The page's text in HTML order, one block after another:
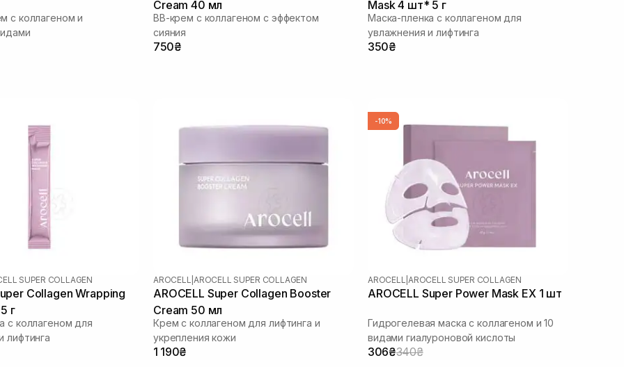
с коллагеном и
Cream 40 мл
ВВ-крем с коллагеном с эффектом
сияния
750₴
Mask 4 шт* 5 г
Маска-пленка с коллагеном для
увлажнения и лифтинга
350₴
SUPER COLLAGEN
Collagen Wrapping
г
с коллагеном для
лифтинга
AROCELL AROCELL SUPER COLLAGEN
AROCELL Super Collagen Booster
Cream 50 мл
Крем с коллагеном для лифтинга и
укрепления кожи
1 190₴
-10%
AROCELL AROCELL SUPER COLLAGEN
AROCELL Super Power Mask EX 1 шт
Гидрогелевая маска с коллагеном и 10
видами гиалуроновой кислоты
306₴340₴